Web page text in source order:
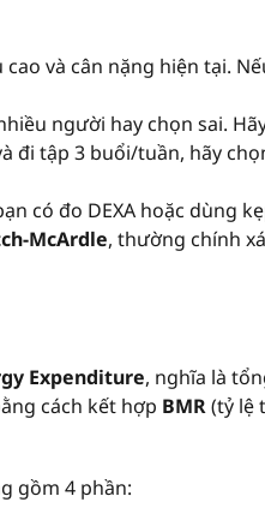
cao và cân nặng hiện tại.
người hay chọn sai.
đi tập 3 buổi/tuần, hãy
có đo DEXA hoặc dùng
McArdle, thường chính
Expenditure, nghĩa là
cách kết hợp BMR(tỷ lệ
gồm 4 phần: